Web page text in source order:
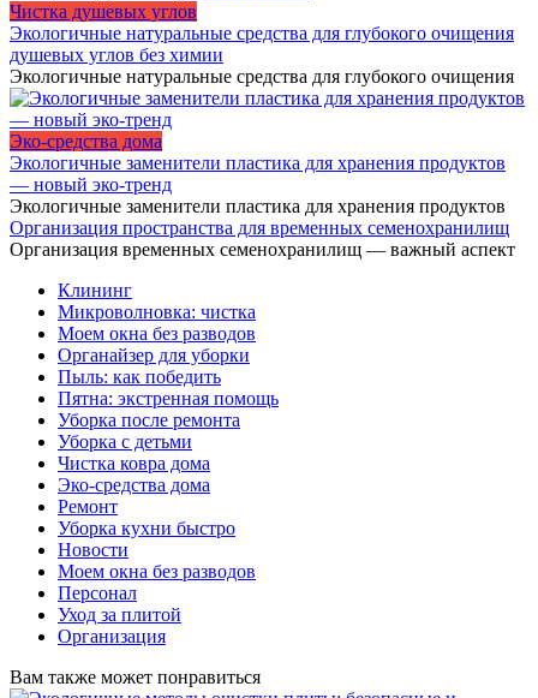
Чистка душевых углов
Экологичные натуральные средства для глубокого очищения
душевых углов без химии
Экологичные натуральные средства для глубокого очищения
Эко-средства дома
Экологичные заменители пластика для хранения продуктов
— новый эко-тренд
Экологичные заменители пластика для хранения продуктов
Организация пространства для временных семенохранилищ
Организация временных семенохранилищ — важный аспект
Клининг
Микроволновка: чистка
Моем окна без разводов
Органайзер для уборки
Пыль: как победить
Пятна: экстренная помощь
Уборка после ремонта
Уборка с детьми
Чистка ковра дома
Эко-средства дома
Ремонт
Уборка кухни быстро
Новости
Моем окна без разводов
Персонал
Уход за плитой
Организация
Вам также может понравиться